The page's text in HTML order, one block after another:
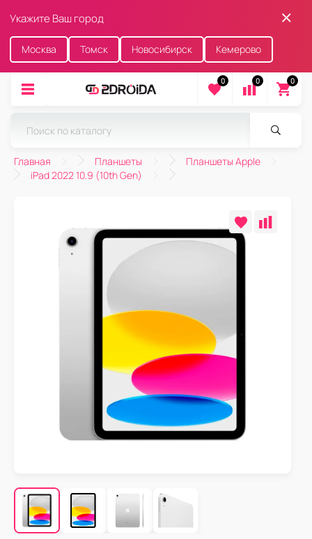
Укажите Ваш город
Москва Томск Новосибирск Кемерово
0 0 0
Главная Планшеты
Планшеты Apple
iPad 2022 10.9 (10th Gen)